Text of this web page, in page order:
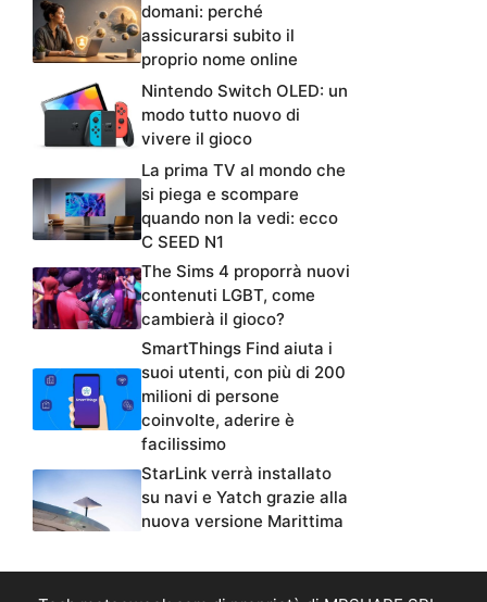
domani: perché
assicurarsi subito il
proprio nome online
Nintendo Switch OLED: un
modo tutto nuovo di
vivere il gioco
La prima TV al mondo che
si piega e scompare
quando non la vedi: ecco
C SEED N1
The Sims 4 proporrà nuovi
contenuti LGBT, come
cambierà il gioco?
SmartThings Find aiuta i
suoi utenti, con più di 200
milioni di persone
coinvolte, aderire è
facilissimo
StarLink verrà installato
su navi e Yatch grazie alla
nuova versione Marittima